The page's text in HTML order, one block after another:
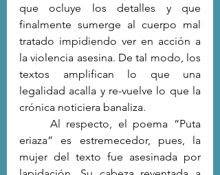
que ocluye los detalles y que
finalmente sumerge al cuerpo mal
tratado impidiendo ver en acción a
la violencia asesina. De tal modo, los
textos amplifican lo que una
legalidad acalla y re-vuelve lo que la
crónica noticiera banaliza.
eriaza” es estremecedor, pues, la
mujer del texto fue asesinada por